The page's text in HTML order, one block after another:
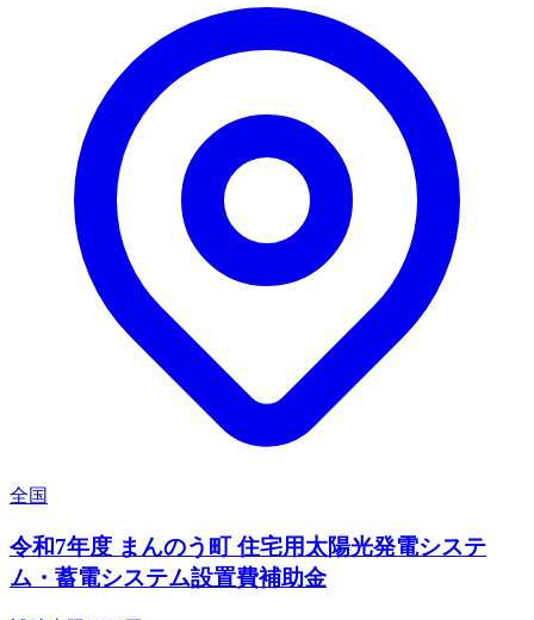
全国
令和7年度 まんのう町 住宅用太陽光発電システ
ム・蓄電システム設置費補助金